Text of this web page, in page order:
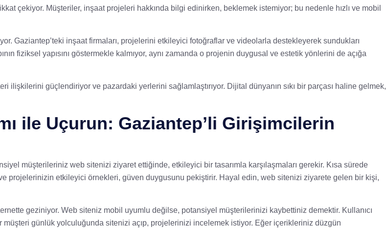
çekiyor. Müşteriler, inşaat projeleri hakkında bilgi edinirken, beklemek istemiyor; bu nedenle hızlı ve mobil
Gaziantep’teki inşaat firmaları, projelerini etkileyici fotoğraflar ve videolarla destekleyerek sundukları
fiziksel yapısını göstermekle kalmıyor, aynı zamanda o projenin duygusal ve estetik yönlerini de açığa
ilişkilerini güçlendiriyor ve pazardaki yerlerini sağlamlaştırıyor. Dijital dünyanın sıkı bir parçası haline gelmek,
ile Uçurun: Gaziantep’li Girişimcilerin
müşterileriniz web sitenizi ziyaret ettiğinde, etkileyici bir tasarımla karşılaşmaları gerekir. Kısa sürede
projelerinizin etkileyici örnekleri, güven duygusunu pekiştirir. Hayal edin, web sitenizi ziyarete gelen bir kişi,
geziniyor. Web siteniz mobil uyumlu değilse, potansiyel müşterilerinizi kaybettiniz demektir. Kullanıcı
günlük yolculuğunda sitenizi açıp, projelerinizi incelemek istiyor. Eğer içerikleriniz düzgün